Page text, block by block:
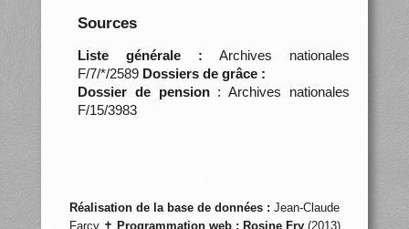
Sources
Liste générale : Archives nationales
F/7/*/2589 Dossiers de grâce :
Dossier de pension: Archives nationales
F/15/3983
Réalisation de la base de données : Jean-Claude
Farcy ✝ Programmation web : Rosine Fry(2013)